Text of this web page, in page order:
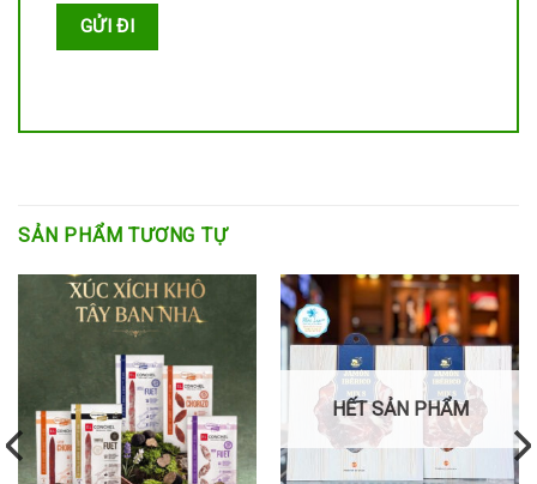
SẢN PHẨM TƯƠNG TỰ
HẾT SẢN PHẨM